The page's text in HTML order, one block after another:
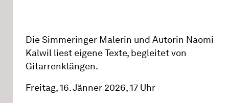
Die Simmeringer Malerin und Autorin Naomi
Kalwil liest eigene Texte, begleitet von
Gitarrenklängen.
Freitag, 16. Jänner 2026, 17 Uhr